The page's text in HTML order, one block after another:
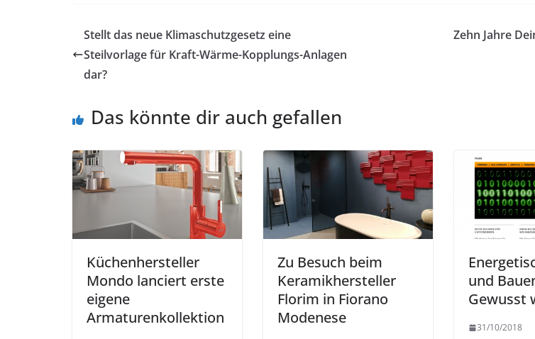
Stellt das neue Klimaschutzgesetz eine
Steilvorlage für Kraft-Wärme-Kopplungs-Anlagen
dar?
Zehn Jahre
Das könnte dir auch gefallen
Küchenhersteller
Mondo lanciert erste
eigene
Armaturenkollektion
Zu Besuch beim
Keramikhersteller
Florim in Fiorano
Modenese
und
Gewusst
31/10/2018